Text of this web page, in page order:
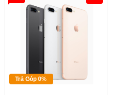
Trả Góp 0%